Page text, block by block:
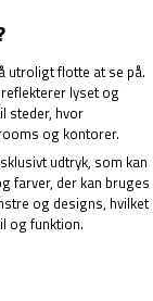
utroligt flotte at se på.
lyset og
steder, hvor
og kontorer.
udtryk, som kan
farver, der kan bruges
og designs, hvilket
og funktion.